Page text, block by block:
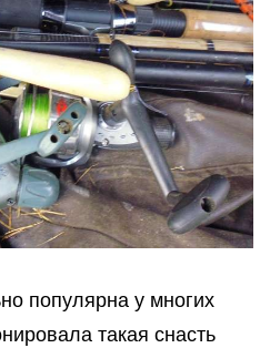
популярна у многих
такая снасть